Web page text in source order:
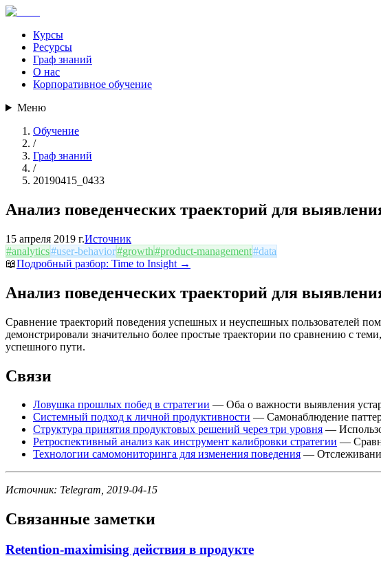
Курсы
Ресурсы
Граф знаний
О нас
Корпоративное обучение
Меню
Обучение
/
Граф знаний
/
20190415_0433
Анализ поведенческих траекторий для
15 апреля 2019 г.Источник
#analytics#user-behavior#growth#product-management#data
📖Подробный разбор: Time to Insight →
Анализ поведенческих траекторий для
Сравнение траекторий поведения успешных и неуспешных пользователей
демонстрировали значительно более простые траектории по сравнению с
успешного пути.
Связи
Ловушка прошлых побед в стратегии — Оба о важности выявления
Системный подход к личной продуктивности — Самонаблюдение
Структура принятия продуктовых решений через три уровня —
Ретроспективный анализ как инструмент калибровки стратегии —
Технологии самомониторинга для изменения поведения —
Источник: Telegram, 2019-04-15
Связанные заметки
Retention-maximising действия в продукте